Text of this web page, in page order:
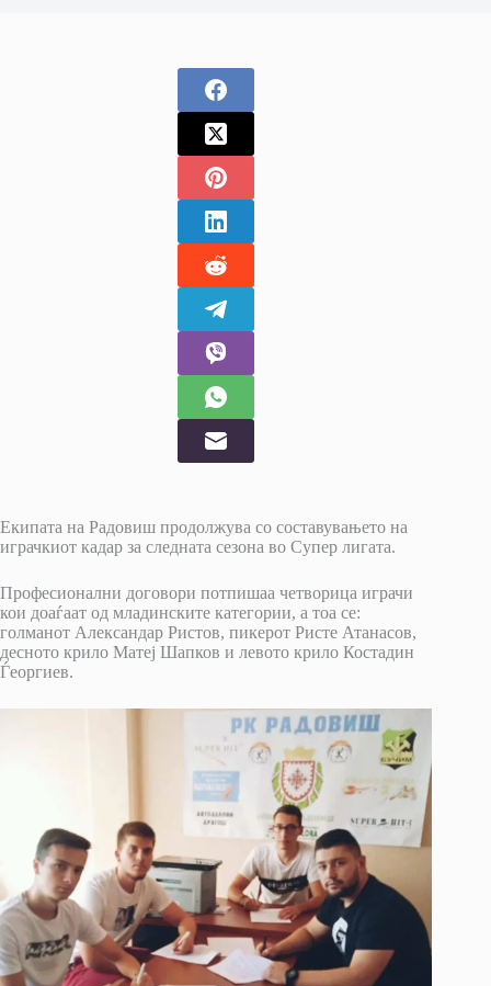
Екипата на Радовиш продолжува со составувањето на
играчкиот кадар за следната сезона во Супер лигата.
Професионални договори потпишаа четворица играчи
кои доаѓаат од младинските категории, а тоа се:
голманот Александар Ристов, пикерот Ристе Атанасов,
десното крило Матеј Шапков и левото крило Костадин
Ѓеоргиев.